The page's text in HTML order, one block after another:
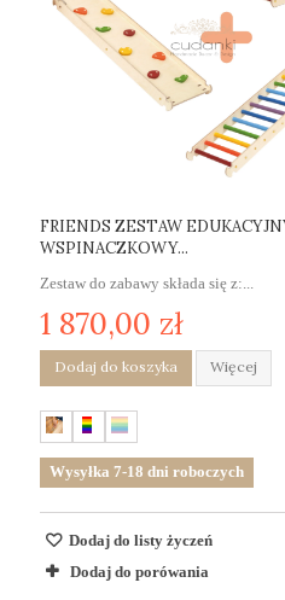
FRIENDS ZESTAW
WSPINACZKOWY...
Zestaw do zabawy składa się z:...
1 870,00 zł
Dodaj do koszyka Więcej
Wysyłka 7-18 dni roboczych
Dodaj do listy życzeń
Dodaj do porówania